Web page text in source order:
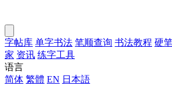
字帖库 单字书法 笔顺查询 书法教程 硬
家 资讯 练字工具
语言
简体 繁體 EN 日本語